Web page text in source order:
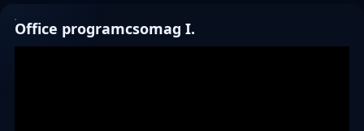
Office programcsomag I.